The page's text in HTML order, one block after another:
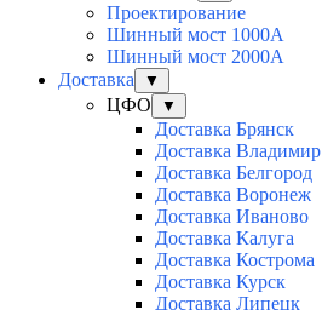
Проектирование
Шинный мост 1000А
Шинный мост 2000А
Доставка
▼
ЦФО ▼
Доставка Брянск
Доставка Владимир
Доставка Белгород
Доставка Воронеж
Доставка Иваново
Доставка Калуга
Доставка Кострома
Доставка Курск
Доставка Липецк